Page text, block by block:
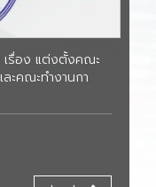
เรื่อง แต่งตั้งคณะ
ะคณะทำงานกา